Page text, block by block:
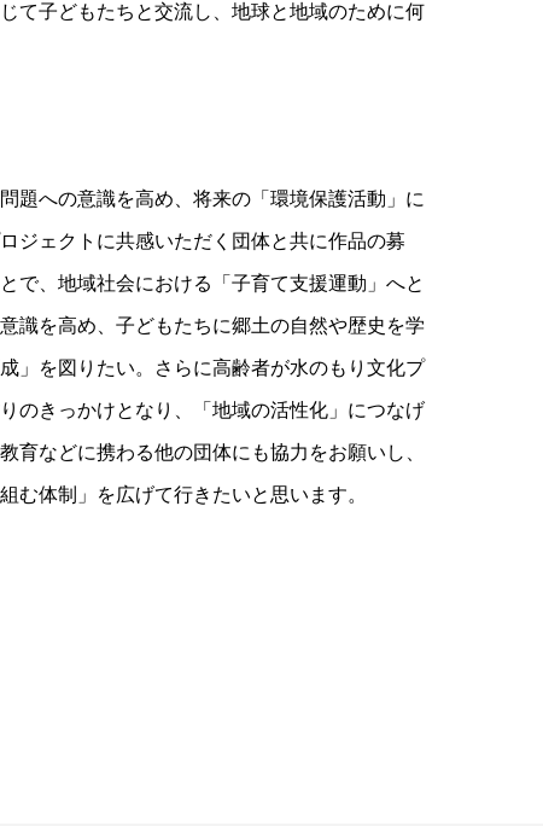
て子どもたちと交流し、地球と地域のために何
題への意識を高め、将来の「環境保護活動」に
ジェクトに共感いただく団体と共に作品の募
で、地域社会における「子育て支援運動」へと
識を高め、子どもたちに郷土の自然や歴史を学
」を図りたい。さらに高齢者が水のもり文化プ
のきっかけとなり、「地域の活性化」につなげ
育などに携わる他の団体にも協力をお願いし、
む体制」を広げて行きたいと思います。